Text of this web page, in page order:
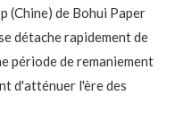
(Chine) de Bohui Paper
détache rapidement de
période de remaniement
d'atténuer l'ère des